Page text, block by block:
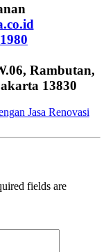
Rambutan,
13830
Jasa Renovasi
fields are